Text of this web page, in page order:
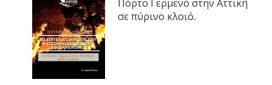
Πόρτο Γερμενό στην Αττική
σε πύρινο κλοιό.